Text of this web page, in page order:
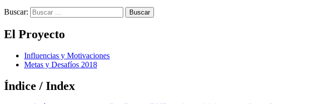
Buscar:
El Proyecto
Influencias y Motivaciones
Metas y Desafíos 2018
Índice / Index